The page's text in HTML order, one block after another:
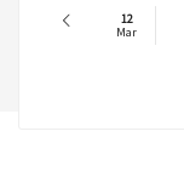
12
Mar